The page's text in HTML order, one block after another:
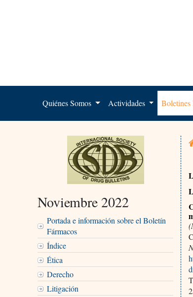
Quiénes Somos Actividades Boletines
Noviembre 2022
Portada e información sobre el Boletín
Fármacos
Índice
Ética
Derecho
Litigación